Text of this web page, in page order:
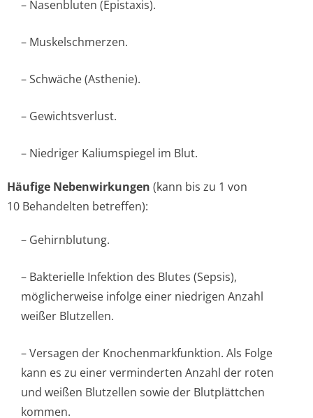
– Nasenbluten (Epistaxis).
– Muskelschmerzen.
– Schwäche (Asthenie).
– Gewichtsverlust.
– Niedriger Kaliumspiegel im Blut.
Häufige Nebenwirkungen (kann bis zu 1 von
10 Behandelten betreffen):
– Gehirnblutung.
– Bakterielle Infektion des Blutes (Sepsis),
möglicherweise infolge einer niedrigen Anzahl
weißer Blutzellen.
– Versagen der Knochenmarkfun­ktion. Als Folge
kann es zu einer verminderten Anzahl der roten
und weißen Blutzellen sowie der Blutplättchen
kommen.